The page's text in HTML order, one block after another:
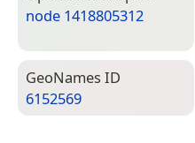
node 1418805312
Geo­Names ID
6152569